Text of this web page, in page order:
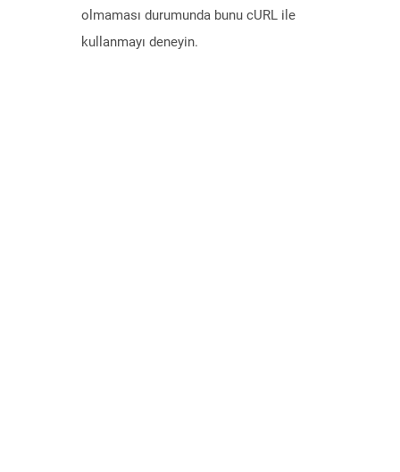
olmaması durumunda bunu cURL ile
kullanmayı deneyin.